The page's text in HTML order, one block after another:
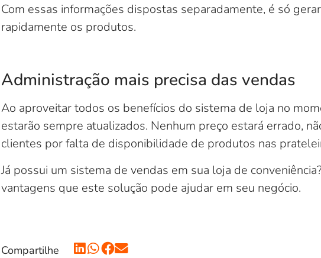
Com essas informações dispostas separadamente, é só
rapidamente os produtos.
Administração mais precisa das vendas
Ao aproveitar todos os benefícios do sistema de loja no
estarão sempre atualizados. Nenhum preço estará errado,
clientes por falta de disponibilidade de produtos nas
Já possui um sistema de vendas em sua loja de conveniência?
vantagens que este solução pode ajudar em seu negócio.
Compartilhe